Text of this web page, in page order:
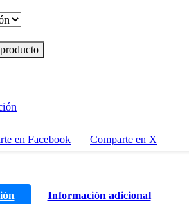
en Facebook Comparte en X
Información adicional